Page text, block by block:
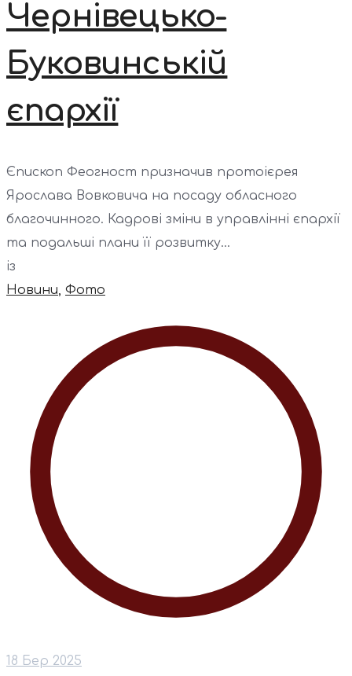
Чернівецько-
Буковинській
єпархії
Єпископ Феогност призначив протоієрея
Ярослава Вовковича на посаду обласного
благочинного. Кадрові зміни в управлінні єпархії
та подальші плани її розвитку...
із
Новини, Фото
18 Бер 2025